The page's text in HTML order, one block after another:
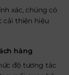
xác, chúng có
thiện hiệu
hàng
độ tương tác